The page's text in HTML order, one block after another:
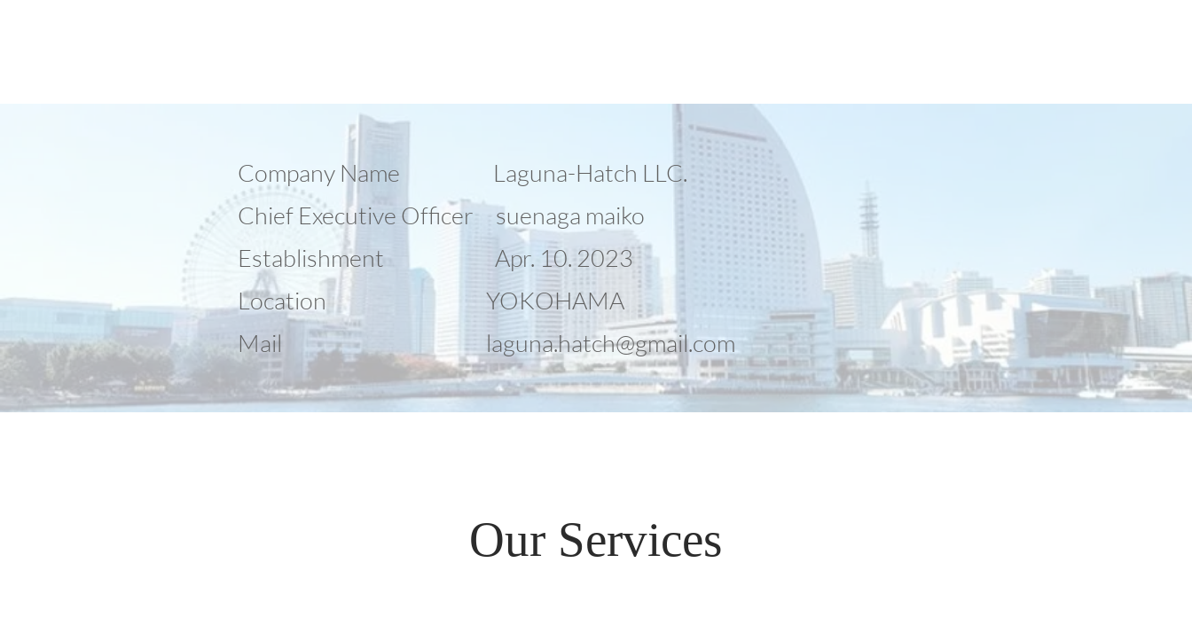
Company Name Laguna-Hatch LLC.
Chief Executive Officer suenaga maiko
Establishment Apr. 10. 2023
Location YOKOHAMA
Mail laguna.hatch@gmail.com
Our Services